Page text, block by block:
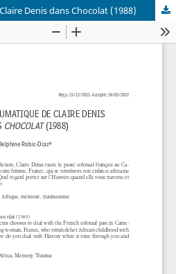
Denis dans Chocolat (1988)